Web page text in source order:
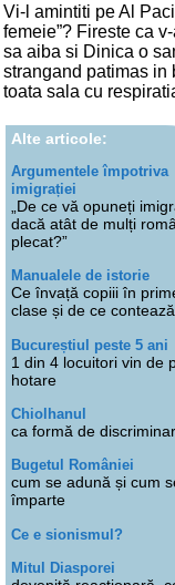
Vi-l amintiti pe Al
femeie”? Fireste ca
sa aiba si Dinica o
strangand patimas in
toata sala cu
Alte articole:
Argumentele împotriva
imigrației
„De ce vă opuneți
dacă atât de mulți
plecat?”
Manualele de istorie
Ce învață copiii în
clase și de ce contează
Bucureștiul peste 5 ani
1 din 4 locuitori vin de
hotare
Chiolhanul
ca formă de
Bugetul României
cum se adună și cum
împarte
Ce e sionismul?
Mitul Diasporei